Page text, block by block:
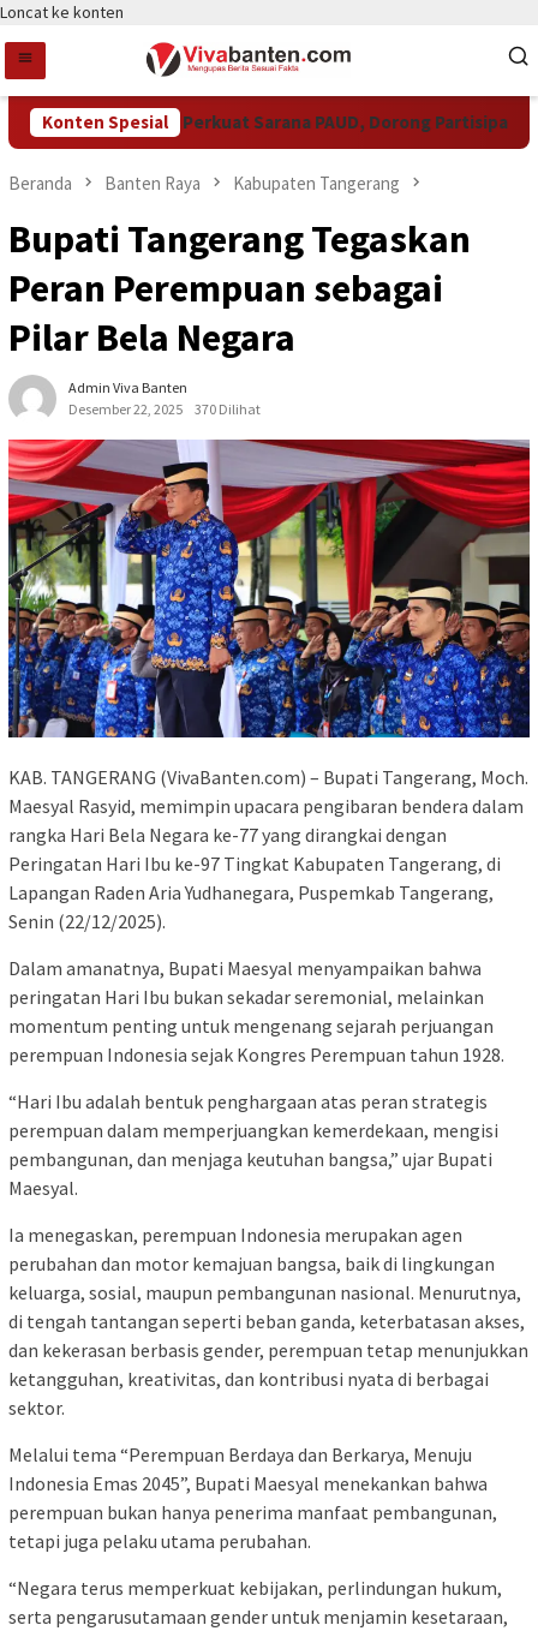
Loncat ke konten
Konten Spesial
Pemkot Tangsel Perkuat Sarana PAUD, Dorong Partisipasi
Beranda Banten Raya Kabupaten Tangerang
Bupati Tangerang Tegaskan
Peran Perempuan sebagai
Pilar Bela Negara
Admin Viva Banten
Desember 22, 2025
370 Dilihat
KAB. TANGERANG (VivaBanten.com) – Bupati Tangerang, Moch.
Maesyal Rasyid, memimpin upacara pengibaran bendera dalam
rangka Hari Bela Negara ke-77 yang dirangkai dengan
Peringatan Hari Ibu ke-97 Tingkat Kabupaten Tangerang, di
Lapangan Raden Aria Yudhanegara, Puspemkab Tangerang,
Senin (22/12/2025).
Dalam amanatnya, Bupati Maesyal menyampaikan bahwa
peringatan Hari Ibu bukan sekadar seremonial, melainkan
momentum penting untuk mengenang sejarah perjuangan
perempuan Indonesia sejak Kongres Perempuan tahun 1928.
“Hari Ibu adalah bentuk penghargaan atas peran strategis
perempuan dalam memperjuangkan kemerdekaan, mengisi
pembangunan, dan menjaga keutuhan bangsa,” ujar Bupati
Maesyal.
Ia menegaskan, perempuan Indonesia merupakan agen
perubahan dan motor kemajuan bangsa, baik di lingkungan
keluarga, sosial, maupun pembangunan nasional. Menurutnya,
di tengah tantangan seperti beban ganda, keterbatasan akses,
dan kekerasan berbasis gender, perempuan tetap menunjukkan
ketangguhan, kreativitas, dan kontribusi nyata di berbagai
sektor.
Melalui tema “Perempuan Berdaya dan Berkarya, Menuju
Indonesia Emas 2045”, Bupati Maesyal menekankan bahwa
perempuan bukan hanya penerima manfaat pembangunan,
tetapi juga pelaku utama perubahan.
“Negara terus memperkuat kebijakan, perlindungan hukum,
serta pengarusutamaan gender untuk menjamin kesetaraan,